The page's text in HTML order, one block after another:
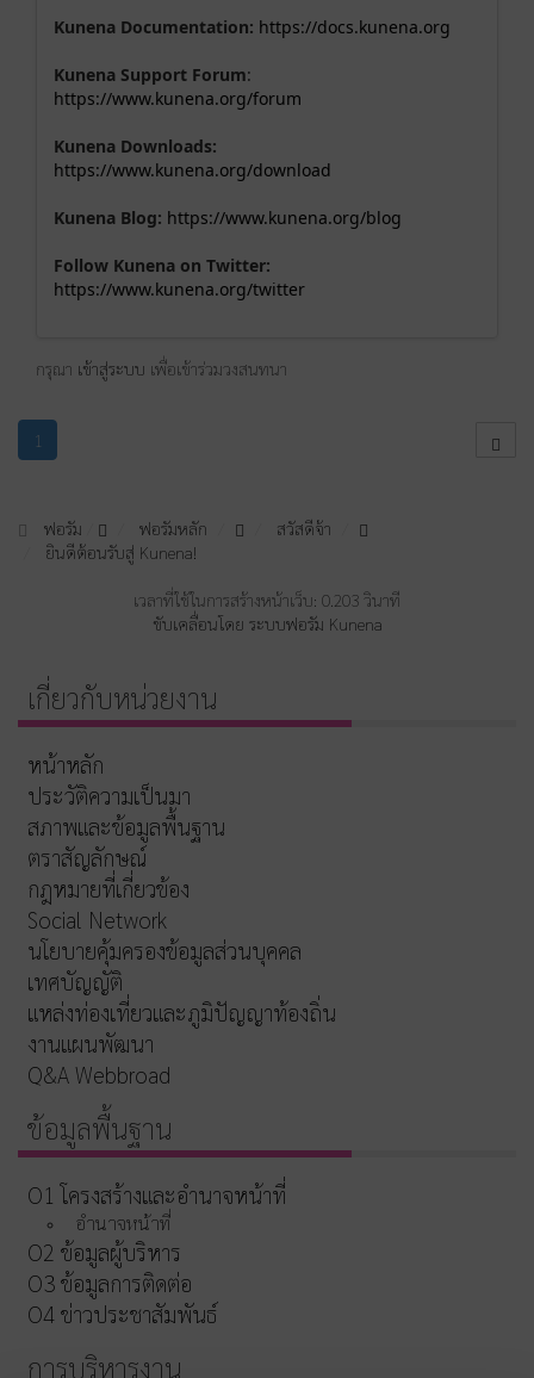
Kunena Documentation: https://docs.kunena.org
Kunena Support Forum:
https://www.kunena.org/forum
Kunena Downloads:
https://www.kunena.org/download
Kunena Blog: https://www.kunena.org/blog
Follow Kunena on Twitter:
https://www.kunena.org/twitter
กรุณา เข้าสู่ระบบ เพื่อเข้าร่วมวงสนทนา
1
ฟอรัม ฟอรัมหลัก
สวัสดีจ้า
ยินดีต้อนรับสู่ Kunena!
เวลาที่ใช้ในการสร้างหน้าเว็บ: 0.203 วินาที
ขับเคลื่อนโดย ระบบฟอรัม Kunena
เกี่ยวกับหน่วยงาน
หน้าหลัก
ประวัติความเป็นมา
สภาพและข้อมูลพื้นฐาน
ตราสัญลักษณ์
กฎหมายที่เกี่ยวข้อง
Social Network
นโยบายคุ้มครองข้อมูลส่วนบุคคล
เทศบัญญัติ
แหล่งท่องเที่ยวและภูมิปัญญาท้องถิ่น
งานแผนพัฒนา
Q&A Webbroad
ข้อมูลพื้นฐาน
O1 โครงสร้างและอำนาจหน้าที่
อำนาจหน้าที่
O2 ข้อมูลผู้บริหาร
O3 ข้อมูลการติดต่อ
O4 ข่าวประชาสัมพันธ์
การบริหารงาน